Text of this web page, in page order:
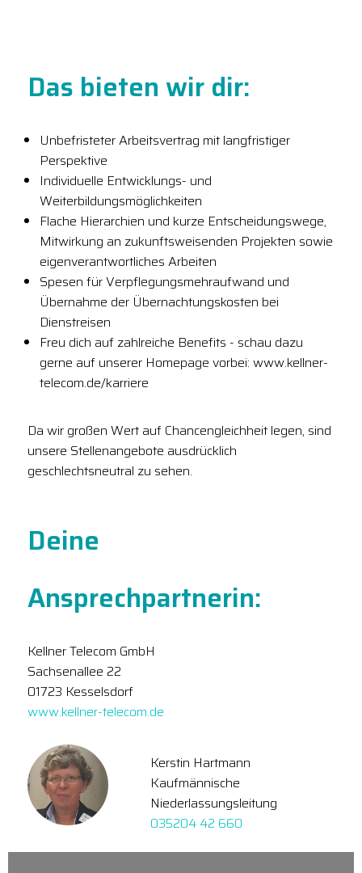
Das bieten wir dir:
Unbefristeter Arbeitsvertrag mit langfristiger
Perspektive
Individuelle Entwicklungs- und
Weiterbildungsmöglichkeiten
Flache Hierarchien und kurze Entscheidungswege,
Mitwirkung an zukunftsweisenden Projekten sowie
eigenverantwortliches Arbeiten
Spesen für Verpflegungsmehraufwand und
Übernahme der Übernachtungskosten bei
Dienstreisen
Freu dich auf zahlreiche Benefits - schau dazu
gerne auf unserer Homepage vorbei: www.kellner-
telecom.de/karriere
Da wir großen Wert auf Chancengleichheit legen, sind
unsere Stellenangebote ausdrücklich
geschlechtsneutral zu sehen.
Deine
Ansprechpartnerin:
Kellner Telecom GmbH
Sachsenallee 22
01723 Kesselsdorf
www.kellner-telecom.de
Kerstin Hartmann
Kaufmännische
Niederlassungsleitung
035204 42 660